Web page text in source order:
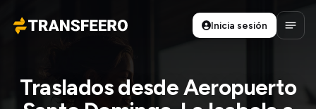
Transfeero
Inicia sesión
Abrir
Traslados desde Aeropuerto